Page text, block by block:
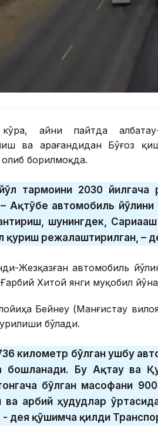
айни пайтда
ва Қарағандидан Бўғоз
борилмоқда.
тармоғини 2030 йилгача
Ақтўбе автомобиль
шунингдек,
қуриш режалаштирилган, –
Жезқазған автомобиль
Хитой янги муқобил
Бейнеу (Манғистау
бўлади.
километр бўлган ушбу
бошланади. Бу Ақтау ва
бўлган масофани
ғарбий ҳудудлар
дея қўшимча қилди